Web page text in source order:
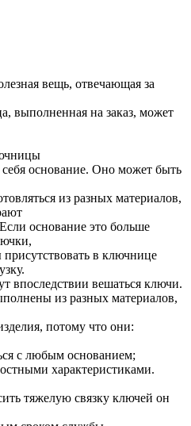
вещь, отвечающая за
выполненная на заказ, может
основание. Оно может быть
из разных материалов,
основание это больше
в ключнице
впоследствии вешаться ключи.
из разных материалов,
потому что они:
с любым основанием;
характеристиками.
тяжелую связку ключей он